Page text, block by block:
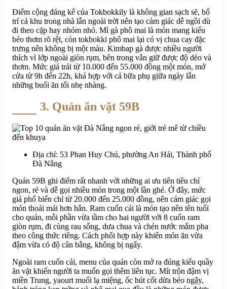
Điểm cộng đáng kể của Tokbokkily là không gian sạch sẽ, bố
trí cả khu trong nhà lẫn ngoài trời nên tạo cảm giác dễ ngồi dù
đi theo cặp hay nhóm nhỏ. Mì gà phô mai là món mang kiểu
béo thơm rõ rệt, còn tokbokki phô mai lại có vị chua cay đặc
trưng nên không bị một màu. Kimbap gà được nhiều người
thích vì lớp ngoài giòn rụm, bên trong vẫn giữ được độ dẻo và
thơm. Mức giá trải từ 10.000 đến 55.000 đồng một món, mở
cửa từ 9h đến 22h, khá hợp với cả bữa phụ giữa ngày lẫn
những buổi ăn tối nhẹ nhàng.
3. Quán ăn vặt 59B
Địa chỉ: 53 Phan Huy Chú, phường An Hải, Thành phố
Đà Nẵng
Quán 59B ghi điểm rất nhanh với những ai ưu tiên tiêu chí
ngon, rẻ và dễ gọi nhiều món trong một lần ghé. Ở đây, mức
giá phổ biến chỉ từ 20.000 đến 25.000 đồng, nên cảm giác gọi
món thoải mái hơn hẳn. Ram cuốn cải là món tạo nên tên tuổi
cho quán, mỗi phần vừa tầm cho hai người với 8 cuốn ram
giòn rụm, đi cùng rau sống, dưa chua và chén nước mắm pha
theo công thức riêng. Cách phối hợp này khiến món ăn vừa
đậm vừa có độ cân bằng, không bị ngấy.
Ngoài ram cuốn cải, menu của quán còn mở ra đúng kiểu quầy
ăn vặt khiến người ta muốn gọi thêm liên tục. Mít trộn đậm vị
miền Trung, yaourt muối lạ miệng, ốc hút cốt dừa béo ngậy,